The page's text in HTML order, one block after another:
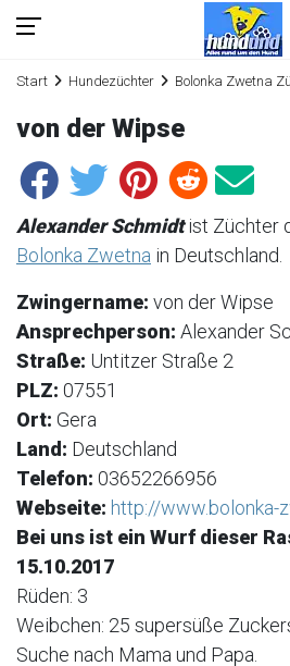
Start Hundezüchter Bolonka Zwetna
von der Wipse
Alexander Schmidtist Züchter
Bolonka Zwetna in Deutschland.
Zwingername: von der Wipse
Ansprechperson: Alexander
Straße: Untitzer Straße 2
PLZ: 07551
Ort: Gera
Land: Deutschland
Telefon: 03652266956
Webseite: http://www.bolonka-
Bei uns ist ein Wurf dieser
15.10.2017
Rüden: 3
Weibchen: 25 supersüße
Suche nach Mama und Papa.